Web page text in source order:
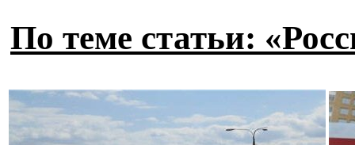
По теме статьи: